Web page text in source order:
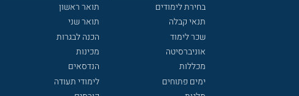
בחירת לימודים
תנאי קבלה
שכר לימוד
אוניברסיטה
מכללות
ימים פתוחים
תואר ראשון
תואר שני
הכנה לבגרות
מכינות
הנדסאים
לימודי תעודה